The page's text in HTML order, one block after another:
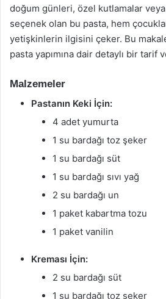
doğum günleri, özel kutlamalar
seçenek olan bu pasta, hem
yetişkinlerin ilgisini çeker. Bu
pasta yapımına dair detaylı bir tarif
Malzemeler
Pastanın Keki İçin:
4 adet yumurta
1 su bardağı toz şeker
1 su bardağı süt
1 su bardağı sıvı yağ
2 su bardağı un
1 paket kabartma tozu
1 paket vanilin
Kreması İçin:
2 su bardağı süt
1 su bardağı toz şeker